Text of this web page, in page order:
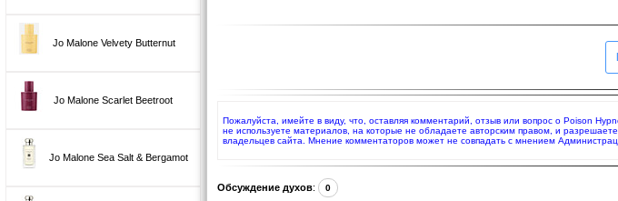
Jo Malone Velvety Butternut
Jo Malone Scarlet Beetroot
Jo Malone Sea Salt & Bergamot
Пожалуйста, имейте в виду, что, оставляя комментарий, отзыв или вопрос о Poison
не используете материалов, на которые не обладаете авторским правом, и
владельцев сайта. Мнение комментаторов может не совпадать с мнением
Обсуждение духов: 0